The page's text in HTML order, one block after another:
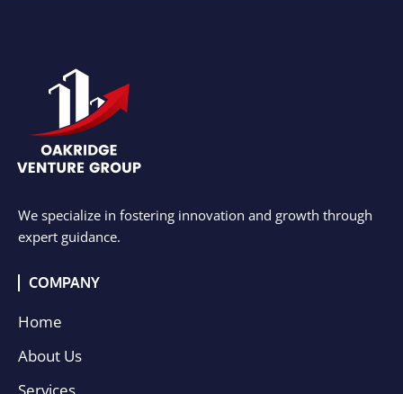
We specialize in fostering innovation and growth through
expert guidance.
COMPANY
Home
About Us